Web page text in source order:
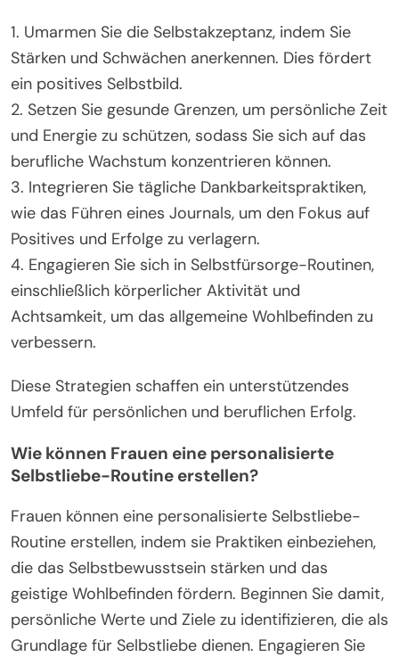
1. Umarmen Sie die Selbstakzeptanz, indem Sie
Stärken und Schwächen anerkennen. Dies fördert
ein positives Selbstbild.
2. Setzen Sie gesunde Grenzen, um persönliche Zeit
und Energie zu schützen, sodass Sie sich auf das
berufliche Wachstum konzentrieren können.
3. Integrieren Sie tägliche Dankbarkeitspraktiken,
wie das Führen eines Journals, um den Fokus auf
Positives und Erfolge zu verlagern.
4. Engagieren Sie sich in Selbstfürsorge-Routinen,
einschließlich körperlicher Aktivität und
Achtsamkeit, um das allgemeine Wohlbefinden zu
verbessern.
Diese Strategien schaffen ein unterstützendes
Umfeld für persönlichen und beruflichen Erfolg.
Wie können Frauen eine personalisierte
Selbstliebe-Routine erstellen?
Frauen können eine personalisierte Selbstliebe-
Routine erstellen, indem sie Praktiken einbeziehen,
die das Selbstbewusstsein stärken und das
geistige Wohlbefinden fördern. Beginnen Sie damit,
persönliche Werte und Ziele zu identifizieren, die als
Grundlage für Selbstliebe dienen. Engagieren Sie